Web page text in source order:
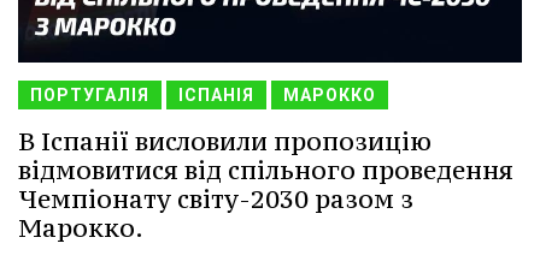
ПОРТУГАЛІЯ ІСПАНІЯ МАРОККО
В Іспанії висловили пропозицію
відмовитися від спільного проведення
Чемпіонату світу-2030 разом з
Марокко.